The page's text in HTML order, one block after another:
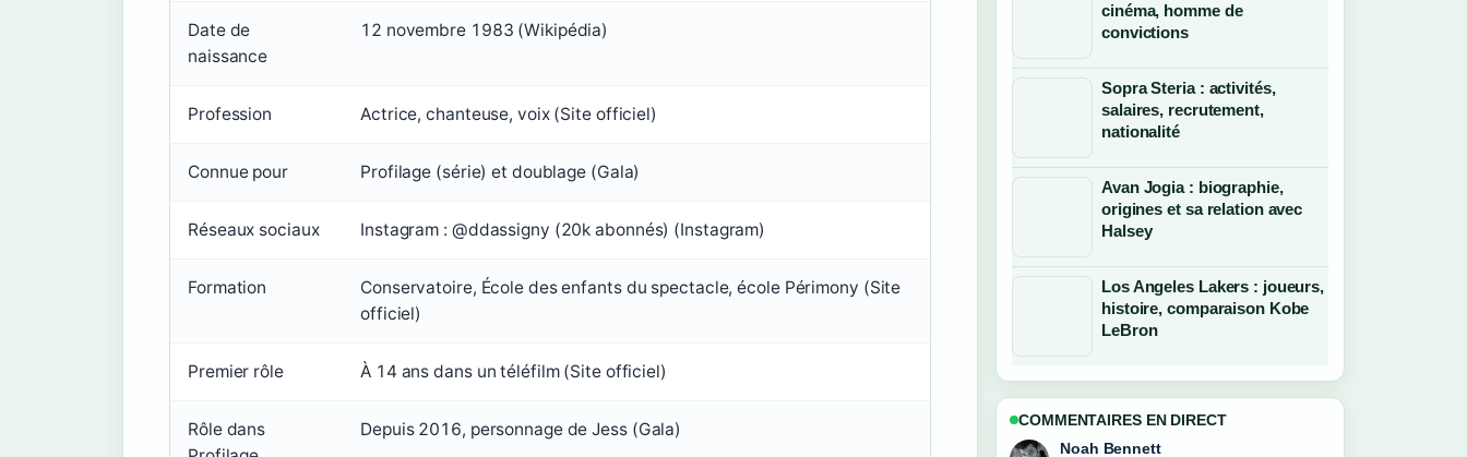
Date de
naissance
12 novembre 1983 (Wikipédia)
Profession Actrice, chanteuse, voix (Site officiel)
Connue pour Profilage (série) et doublage (Gala)
Réseaux sociaux Instagram : @ddassigny (20k abonnés) (Instagram)
Formation
Conservatoire, École des enfants du spectacle, école Périmony (Site
officiel)
Premier rôle À 14 ans dans un téléfilm (Site officiel)
Rôle dans
Depuis 2016, personnage de Jess (Gala)
cinéma, homme de
convictions
Sopra Steria : activités,
salaires, recrutement,
nationalité
Avan Jogia : biographie,
origines et sa relation avec
Halsey
Los Angeles Lakers : joueurs,
histoire, comparaison Kobe
LeBron
COMMENTAIRES EN DIRECT
Elin Holm